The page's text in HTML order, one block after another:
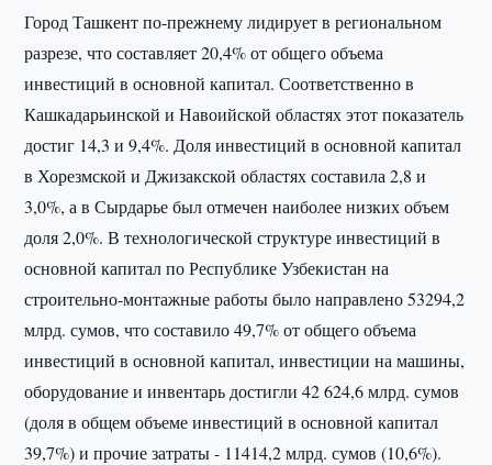
Город Ташкент по-прежнему лидирует в региональном
разрезе, что составляет 20,4% от общего объема
инвестиций в основной капитал. Соответственно в
Кашкадарьинской и Навоийской областях этот показатель
достиг 14,3 и 9,4%. Доля инвестиций в основной капитал
в Хорезмской и Джизакской областях составила 2,8 и
3,0%, а в Сырдарье был отмечен наиболее низких объем
доля 2,0%. В технологической структуре инвестиций в
основной капитал по Республике Узбекистан на
строительно-монтажные работы было направлено 53294,2
млрд. сумов, что составило 49,7% от общего объема
инвестиций в основной капитал, инвестиции на машины,
оборудование и инвентарь достигли 42 624,6 млрд. сумов
(доля в общем объеме инвестиций в основной капитал
39,7%) и прочие затраты - 11414,2 млрд. сумов (10,6%).